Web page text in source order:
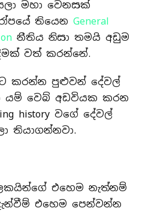
මහා වෙනසක්
තියෙනGeneral
නීතිය නිසා තමයි අඩුම
වත් කරන්නේ.‍
කරන්න පුළුවන් දේවල්
යම් වෙබ් අඩවියක කරන
history වගේ දේවල්
තියාගන්නවා.
එහෙම නැත්නම්
එහෙම පෙන්වන්න